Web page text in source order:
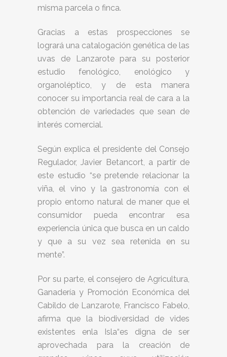
misma parcela o finca.
Gracias a estas prospecciones se
logrará una catalogación genética de las
uvas de Lanzarote para su posterior
estudio fenológico, enológico y
organoléptico, y de esta manera
conocer su importancia real de cara a la
obtención de variedades que sean de
interés comercial.
Según explica el presidente del Consejo
Regulador, Javier Betancort, a partir de
este estudio “se pretende relacionar la
viña, el vino y la gastronomía con el
propio entorno natural de maner que el
consumidor pueda encontrar esa
experiencia única que busca en un caldo
y que a su vez sea retenida en su
mente”.
Por su parte, el consejero de Agricultura,
Ganadería y Promoción Económica del
Cabildo de Lanzarote, Francisco Fabelo,
afirma que la biodiversidad de vides
existentes enla Isla“es digna de ser
aprovechada para la creación de